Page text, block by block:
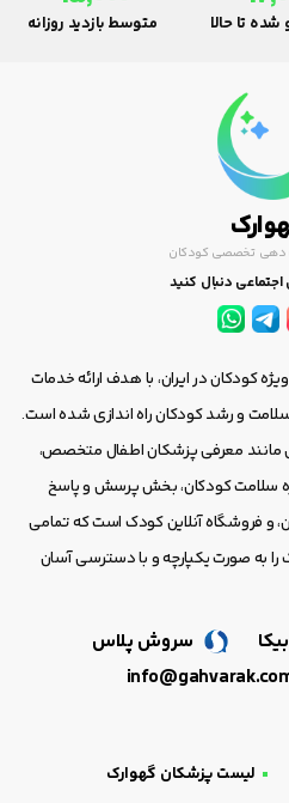
شده تا حالا متوسط بازدید روزانه
دهی تخصصی کودکان
دنبال کنید
کودکان در ایران، با هدف ارائه خدمات
و رشد کودکان راه اندازی شده است.
معرفی پزشکان اطفال متخصص،
سلامت کودکان، بخش پرسش و پاسخ
و فروشگاه آنلاین کودک است که تمامی
را به صورت یکپارچه و با دسترسی آسان
سروش پلاس
لیست پزشکان گهوارک